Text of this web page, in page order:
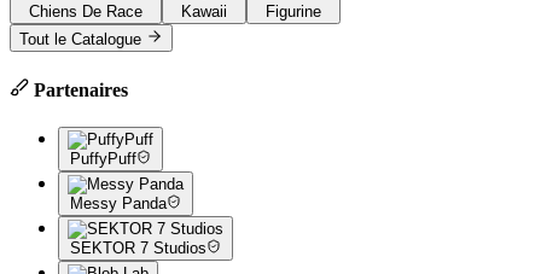
Chiens De Race Kawaii
Figurine
Tout le Catalogue
Partenaires
PuffyPuff
Messy Panda
SEKTOR 7 Studios